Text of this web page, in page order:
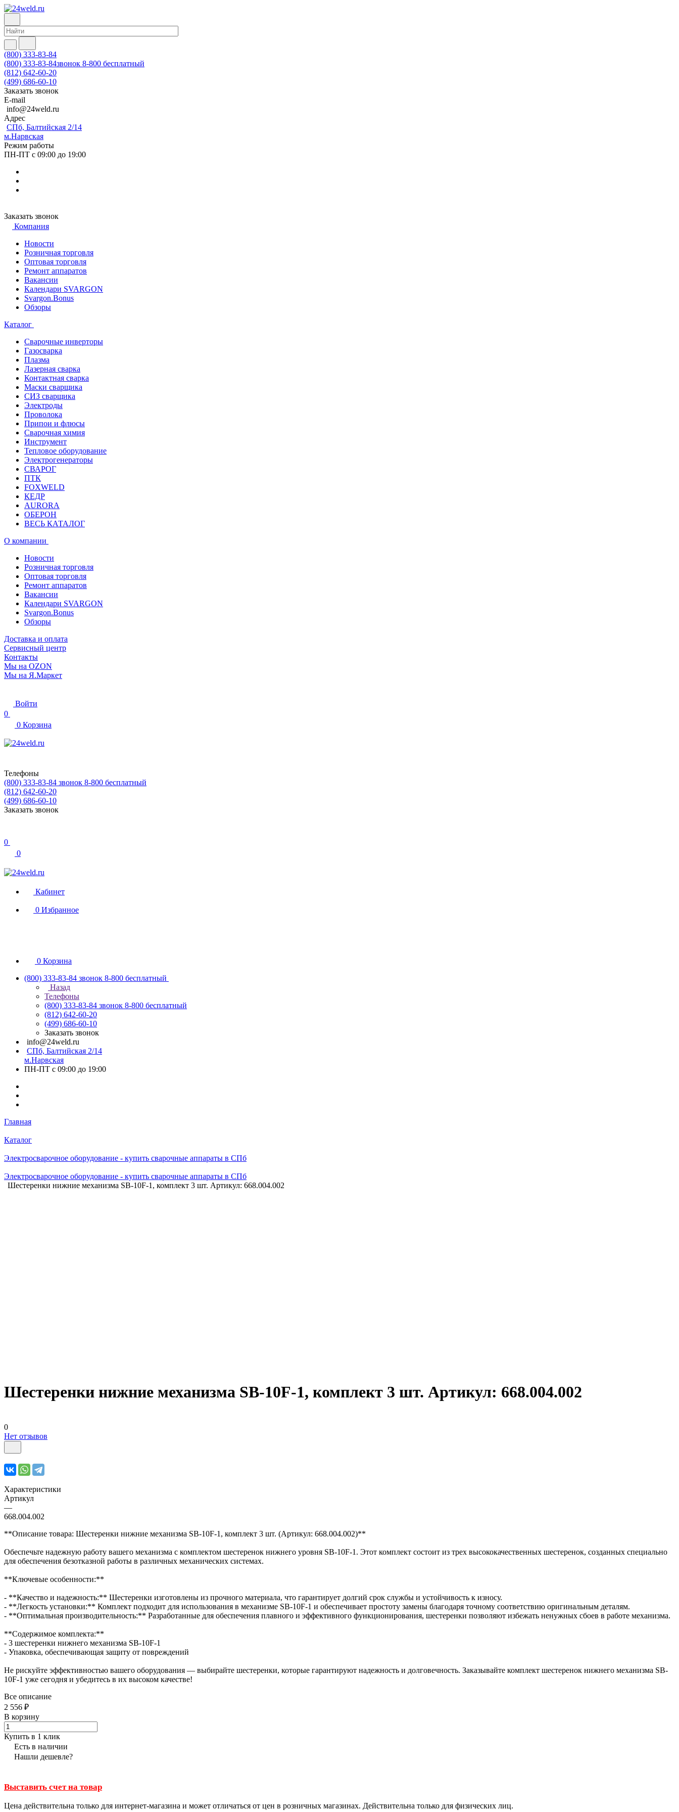
(800) 333-83-84
(800) 333-83-84звонок 8-800 бесплатный
(812) 642-60-20
(499) 686-60-10
Заказать звонок
E-mail
info@24weld.ru
Адрес
СПб, Балтийская 2/14
м.Нарвская
Режим работы
ПН-ПТ с 09:00 до 19:00
Заказать звонок
Компания
Новости
Розничная торговля
Оптовая торговля
Ремонт аппаратов
Вакансии
Календари SVARGON
Svargon.Bonus
Обзоры
Каталог
Сварочные инверторы
Газосварка
Плазма
Лазерная сварка
Контактная сварка
Маски сварщика
СИЗ сварщика
Электроды
Проволока
Припои и флюсы
Сварочная химия
Инструмент
Тепловое оборудование
Электрогенераторы
СВАРОГ
ПТК
FOXWELD
КЕДР
AURORA
ОБЕРОН
ВЕСЬ КАТАЛОГ
О компании
Новости
Розничная торговля
Оптовая торговля
Ремонт аппаратов
Вакансии
Календари SVARGON
Svargon.Bonus
Обзоры
Доставка и оплата
Сервисный центр
Контакты
Мы на OZON
Мы на Я.Маркет
Войти
0
0 Корзина
Телефоны
(800) 333-83-84 звонок 8-800 бесплатный
(812) 642-60-20
(499) 686-60-10
Заказать звонок
0
0
Кабинет
0 Избранное
0 Корзина
(800) 333-83-84 звонок 8-800 бесплатный
Назад
Телефоны
(800) 333-83-84 звонок 8-800 бесплатный
(812) 642-60-20
(499) 686-60-10
Заказать звонок
info@24weld.ru
СПб, Балтийская 2/14
м.Нарвская
ПН-ПТ с 09:00 до 19:00
Главная
Каталог
Электросварочное оборудование - купить сварочные аппараты в СПб
Электросварочное оборудование - купить сварочные аппараты в СПб
Шестеренки нижние механизма SB-10F-1, комплект 3 шт. Артикул: 668.004.002
Шестеренки нижние механизма SB-10F-1, комплект 3 шт. Артикул: 668.004.002
0
Нет отзывов
Характеристики
Артикул
—
668.004.002
**Описание товара: Шестеренки нижние механизма SB-10F-1, комплект 3 шт. (Артикул: 668.004.002)**
Обеспечьте надежную работу вашего механизма с комплектом шестеренок нижнего уровня SB-10F-1. Этот комплект состоит из трех высококачественных шестеренок, созданных специально
для обеспечения безотказной работы в различных механических системах.
**Ключевые особенности:**
- **Качество и надежность:** Шестеренки изготовлены из прочного материала, что гарантирует долгий срок службы и устойчивость к износу.
- **Легкость установки:** Комплект подходит для использования в механизме SB-10F-1 и обеспечивает простоту замены благодаря точному соответствию оригинальным деталям.
- **Оптимальная производительность:** Разработанные для обеспечения плавного и эффективного функционирования, шестеренки позволяют избежать ненужных сбоев в работе механизма.
**Содержимое комплекта:**
- 3 шестеренки нижнего механизма SB-10F-1
- Упаковка, обеспечивающая защиту от повреждений
Не рискуйте эффективностью вашего оборудования — выбирайте шестеренки, которые гарантируют надежность и долговечность. Заказывайте комплект шестеренок нижнего механизма SB-
10F-1 уже сегодня и убедитесь в их высоком качестве!
Все описание
2 556 ₽
В корзину
Купить в 1 клик
Есть в наличии
Нашли дешевле?
Выставить счет на товар
Цена действительна только для интернет-магазина и может отличаться от цен в розничных магазинах. Действительна только для физических лиц.